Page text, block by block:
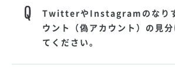
TwitterやInstagramのなり
ウント（偽アカウント）の見
てください。